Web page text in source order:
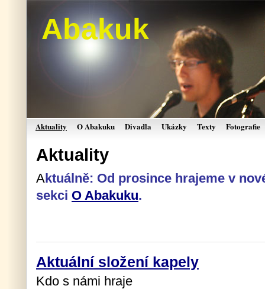
Abakuk
Aktuality O Abakuku Divadla Ukázky Texty Fotografie
Aktuality
Aktuálně: Od prosince hrajeme v
sekci O Abakuku.
Aktuální složení kapely
Kdo s námi hraje